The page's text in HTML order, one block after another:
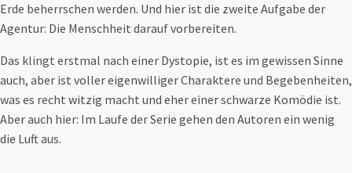
Erde beherrschen werden. Und hier ist die zweite Aufgabe der
Agentur: Die Menschheit darauf vorbereiten.
Das klingt erstmal nach einer Dystopie, ist es im gewissen Sinne
auch, aber ist voller eigenwilliger Charaktere und Begebenheiten,
was es recht witzig macht und eher einer schwarze Komödie ist.
Aber auch hier: Im Laufe der Serie gehen den Autoren ein wenig
die Luft aus.